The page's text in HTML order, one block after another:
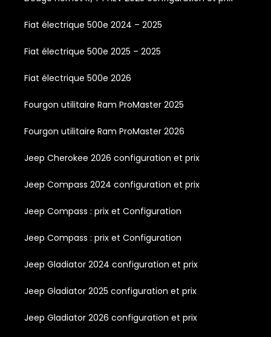
Fiat électrique 500e 2024 – 2025
Fiat électrique 500e 2025 – 2025
Fiat électrique 500e 2026
Fourgon utilitaire Ram ProMaster 2025
Fourgon utilitaire Ram ProMaster 2026
Jeep Cherokee 2026 configuration et prix
Jeep Compass 2024 configuration et prix
Jeep Compass : prix et Configuration
Jeep Compass : prix et Configuration
Jeep Gladiator 2024 configuration et prix
Jeep Gladiator 2025 configuration et prix
Jeep Gladiator 2026 configuration et prix